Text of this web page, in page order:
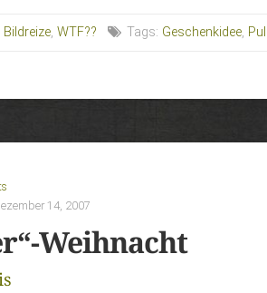
Bildreize,WTF?? Tags: Geschenkidee,
14, 2007
Weihnacht